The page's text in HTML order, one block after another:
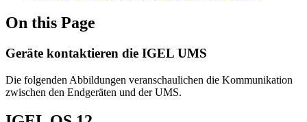
On this Page
Geräte kontaktieren die IGEL UMS
Die folgenden Abbildungen veranschaulichen die Kommunikation
zwischen den Endgeräten und der UMS.